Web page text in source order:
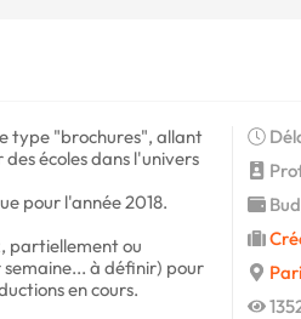
type "brochures", allant
écoles dans l'univers
pour l'année 2018.
partiellement ou
à définir) pour
en cours.